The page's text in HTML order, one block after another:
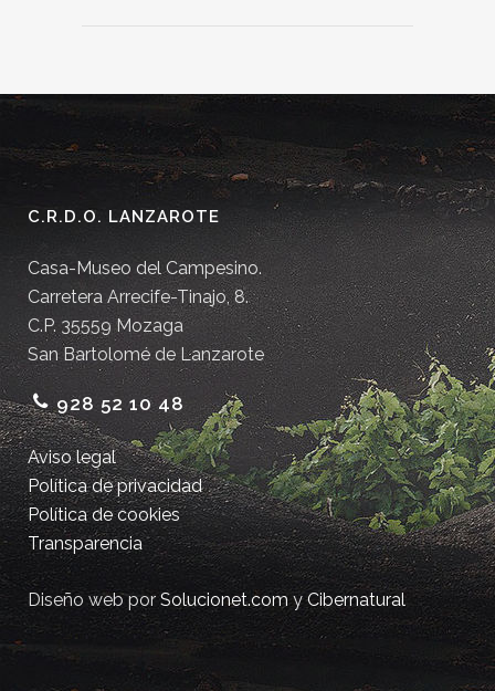
C.R.D.O. LANZAROTE
Casa-Museo del Campesino.
Carretera Arrecife-Tinajo, 8.
C.P. 35559 Mozaga
San Bartolomé de Lanzarote
928 52 10 48
Aviso legal
Política de privacidad
Política de cookies
Transparencia
Diseño web porSolucionet.comyCibernatural